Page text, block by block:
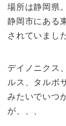
場所は静岡県
静岡市にある
されていまし
デイノニクス
ルス、タルボ
みたいでいつ
が、、、